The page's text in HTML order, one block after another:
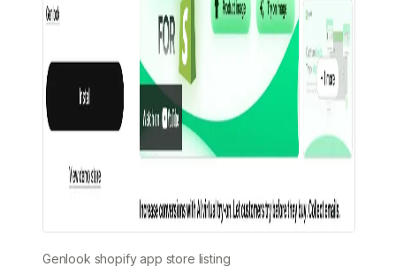
Genlook shopify app store listing